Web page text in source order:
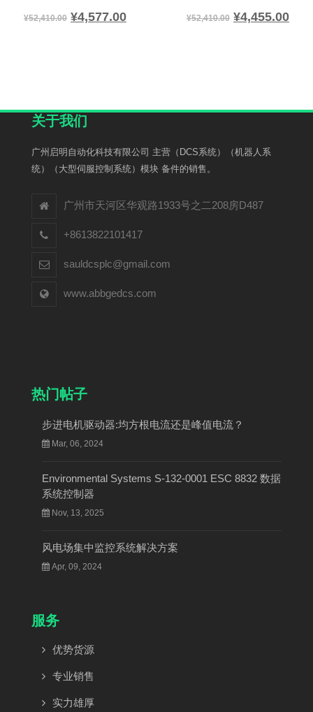
¥52,410.00 ¥4,577.00 ¥52,410.00 ¥4,455.00
关于我们
广州启明自动化科技有限公司 主营（DCS系统）（机器人系
统）（大型伺服控制系统）模块 备件的销售。
广州市天河区华观路1933号之二208房D487
+8613822101417
sauldcsplc@gmail.com
www.abbgedcs.com
热门帖子
步进电机驱动器:均方根电流还是峰值电流？
Mar, 06, 2024
Environmental Systems S-132-0001 ESC 8832 数据
系统控制器
Nov, 13, 2025
风电场集中监控系统解决方案
Apr, 09, 2024
服务
优势货源
专业销售
实力雄厚